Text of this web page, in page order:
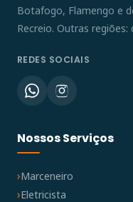
Botafogo, Flamengo e
Recreio. Outras
REDES SOCIAIS
Nossos Serviços
Marceneiro
Eletricista